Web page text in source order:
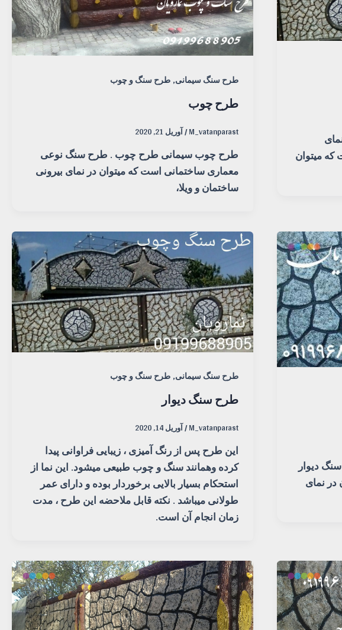
میتوان
طرح سنگ سیمانی,طرح سنگ و چوب
طرح چوب
M_vatanparast
/آوریل 21, 2020
طرح چوب سیمانی طرح چوب . طرح سنگ نوعی
معماری ساختمانی است که میتوان در نمای بیرونی
ساختمان و ویلا،
دیوار
نمای
طرح سنگ سیمانی,طرح سنگ و چوب
طرح سنگ دیوار
M_vatanparast
/آوریل 14, 2020
این طرح پس از رنگ آمیزی ، زیبایی فراوانی پیدا
کرده وهمانند سنگ و چوب طبیعی میشود. این نما از
استحکام بسیار بالایی برخوردار بوده و دارای عمر
طولانی میباشد . نکته قابل ملاحضه این طرح ، مدت
زمان انجام آن است.